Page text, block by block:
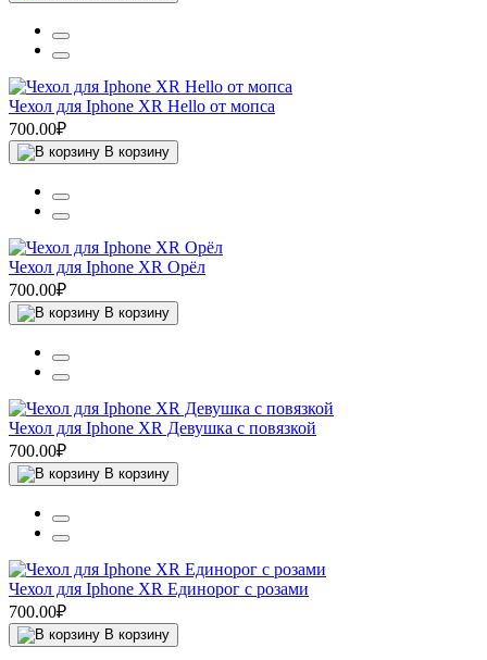
Чехол для Iphone XR Hello от мопса
700.00₽
В корзину
Чехол для Iphone XR Орёл
700.00₽
В корзину
Чехол для Iphone XR Девушка с повязкой
700.00₽
В корзину
Чехол для Iphone XR Единорог с розами
700.00₽
В корзину